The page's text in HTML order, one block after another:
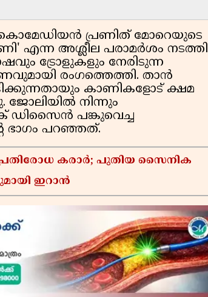
കൊമേഡിയൻ പ്രണിത് മോറെയുടെ
എന്ന അശ്ലീല പരാമർശം നടത്തി
ട്രോളുകളും നേരിടുന്ന
രംഗത്തെത്തി. താൻ
കാണികളോട് ക്ഷമ
നിന്നും
ഡിസൈൻ പങ്കുവെച്ച
ഭാഗം പറഞ്ഞത്.
കരാർ; പുതിയ സൈനിക
ഇറാൻ